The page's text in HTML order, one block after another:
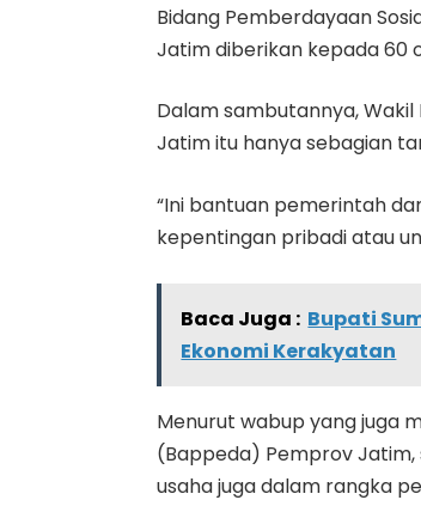
Bidang Pemberdayaan
Jatim diberikan kepada 60
Dalam sambutannya,
Jatim itu hanya sebagian
“Ini bantuan pemerintah
kepentingan pribadi atau
Baca Juga : Bupati
Ekonomi Kerakyatan
Menurut wabup yang juga
(Bappeda) Pemprov
usaha juga dalam rangka